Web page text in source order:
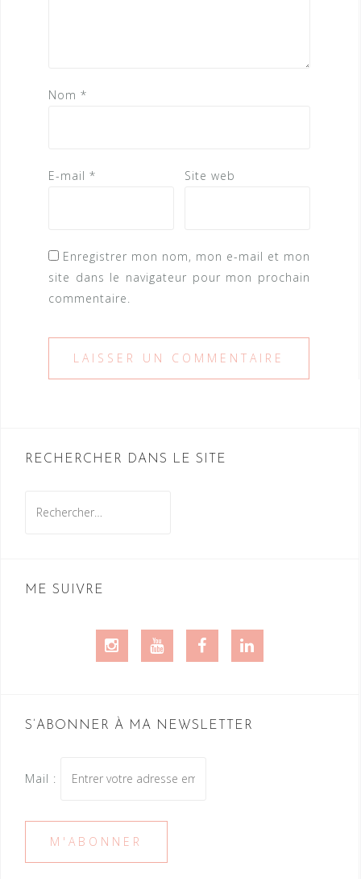
Nom *
E-mail * Site web
Enregistrer mon nom, mon e-mail et mon
site dans le navigateur pour mon prochain
commentaire.
RECHERCHER DANS LE SITE
ME SUIVRE
InstagramYoutube Facebook
S’ABONNER À MA NEWSLETTER
Mail :